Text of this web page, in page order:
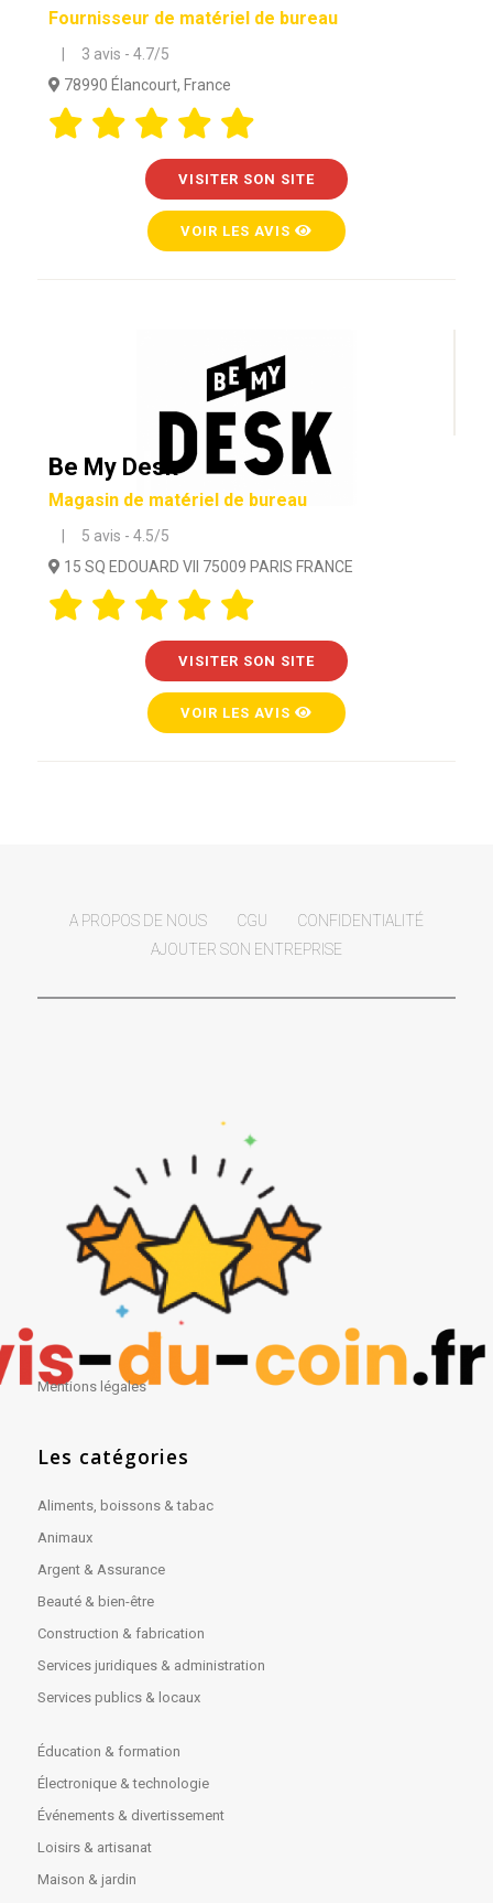
Fournisseur de matériel de bureau
| 3 avis - 4.7/5
78990 Élancourt, France
VISITER SON SITE
VOIR LES AVIS
Be My Desk
Magasin de matériel de bureau
| 5 avis - 4.5/5
15 SQ EDOUARD VII 75009 PARIS FRANCE
VISITER SON SITE
VOIR LES AVIS
A PROPOS DE NOUS CGU
CONFIDENTIALITÉ
AJOUTER SON ENTREPRISE
Mentions légales
Les catégories
Aliments, boissons & tabac
Animaux
Argent & Assurance
Beauté & bien-être
Construction & fabrication
Services juridiques & administration
Services publics & locaux
Éducation & formation
Électronique & technologie
Événements & divertissement
Loisirs & artisanat
Maison & jardin